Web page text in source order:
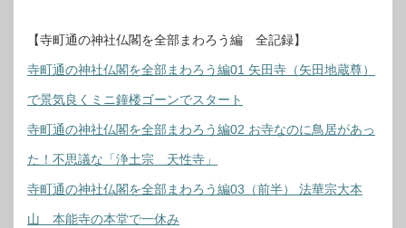
【寺町通の神社仏閣を全部まわろう編 全記録】
寺町通の神社仏閣を全部まわろう編01 矢田寺（矢田地蔵尊）
で景気良くミニ鐘楼ゴーンでスタート
寺町通の神社仏閣を全部まわろう編02 お寺なのに鳥居があっ
た！不思議な「浄土宗 天性寺」
寺町通の神社仏閣を全部まわろう編03（前半） 法華宗大本
山 本能寺の本堂で一休み